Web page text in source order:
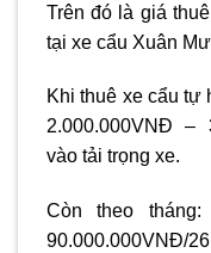
Trên đó là giá
tại xe cẩu Xuân
Khi thuê xe cẩu tự
2.000.000VNĐ –
vào tải trọng xe.
Còn theo
90.000.000VNĐ/